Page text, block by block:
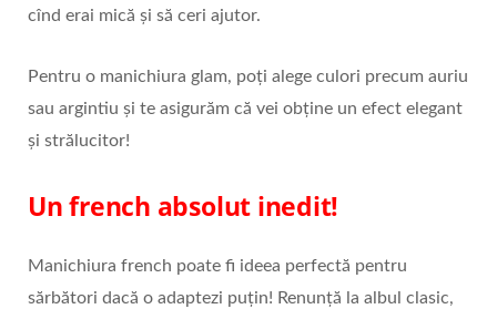
cînd erai mică și să ceri ajutor.
Pentru o manichiura glam, poți alege culori precum auriu
sau argintiu și te asigurăm că vei obține un efect elegant
și strălucitor!
Un french absolut inedit!
Manichiura french poate fi ideea perfectă pentru
sărbători dacă o adaptezi puțin! Renunță la albul clasic,